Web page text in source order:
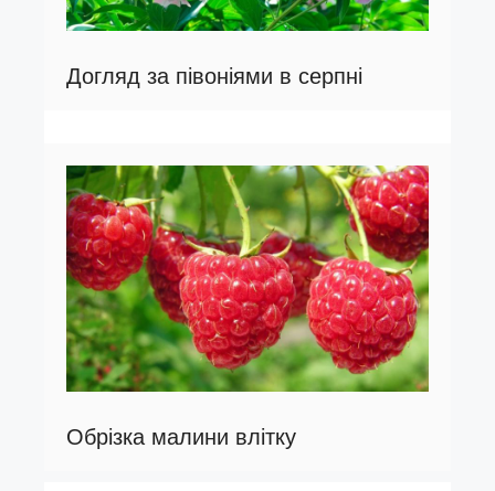
Догляд за півоніями в серпні
Обрізка малини влітку